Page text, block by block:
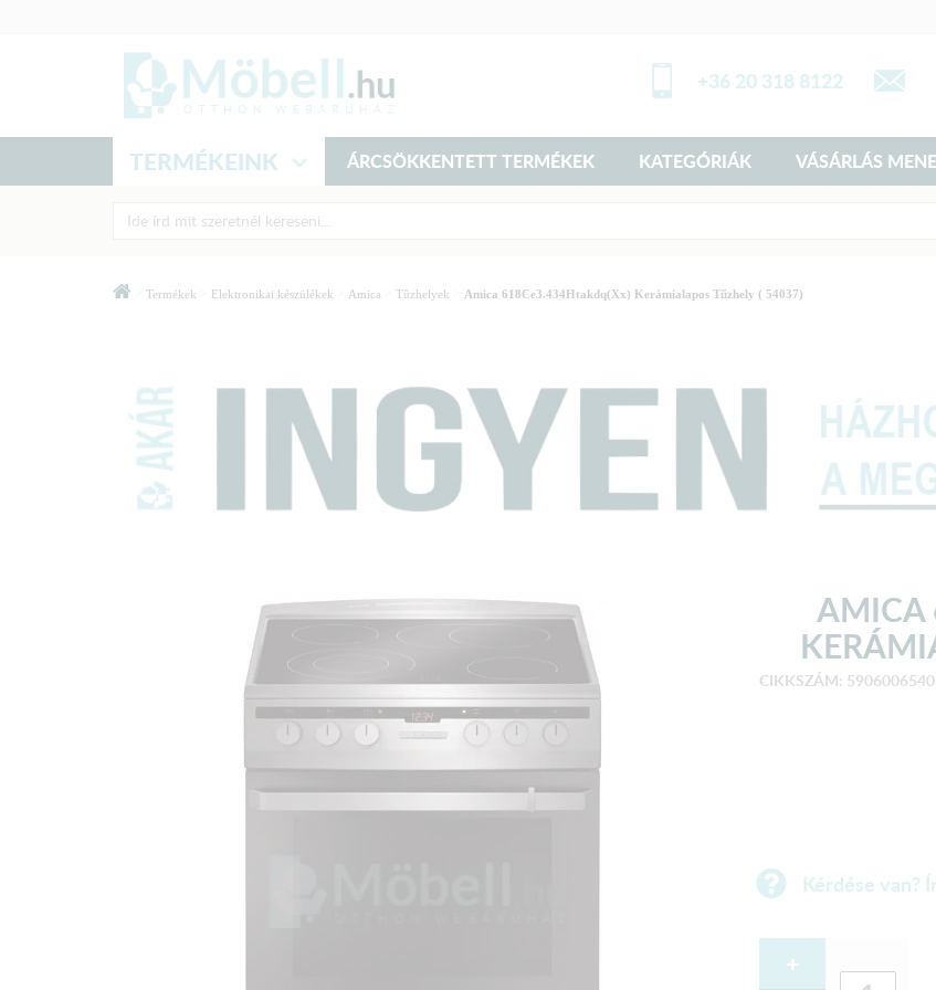
+36 20 318 8122
TERMÉKEINK ÁRCSÖKKENTETT TERMÉKEK KATEGÓRIÁK VÁSÁRLÁS
Termékek Elektronikai készülékek Amica Tűzhelyek Amica 618Ce3.434Htakdq(Xx) Kerámialapos Tűzhely ( 54037)
AMICA
CIKKSZÁM:
Kérdése van?
+